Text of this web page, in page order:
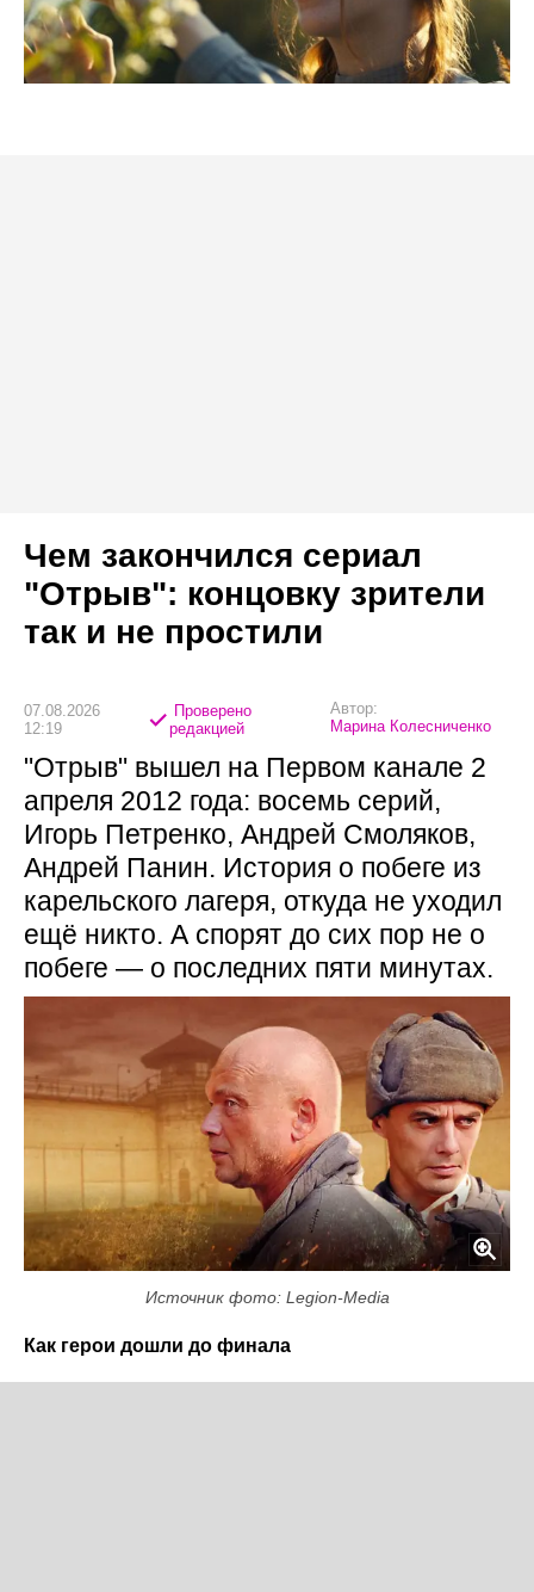
Чем закончился сериал
"Отрыв": концовку зрители
так и не простили
07.08.2026
12:19
Проверено
редакцией
Автор:
Марина Колесниченко
"Отрыв" вышел на Первом канале 2
апреля 2012 года: восемь серий,
Игорь Петренко, Андрей Смоляков,
Андрей Панин. История о побеге из
карельского лагеря, откуда не уходил
ещё никто. А спорят до сих пор не о
побеге — о последних пяти минутах.
Источник фото: Legion-Media
Как герои дошли до финала